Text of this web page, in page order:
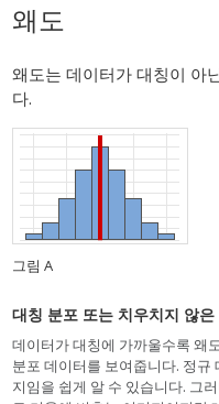
왜도
왜도는 데이터가 대칭이 아
다.
그림 A
대칭 분포 또는 치우치지 않은
데이터가 대칭에 가까울수록 왜
분포 데이터를 보여줍니다. 정
지임을 쉽게 알 수 있습니다. 그